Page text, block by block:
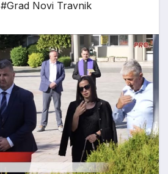
#Grad Novi Travnik